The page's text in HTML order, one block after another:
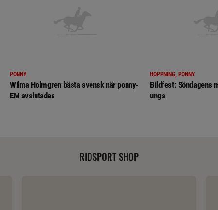
PONNY
Wilma Holmgren bästa svensk när ponny-
EM avslutades
HOPPNING, PONNY
Bildfest: Söndagens
unga
RIDSPORT SHOP